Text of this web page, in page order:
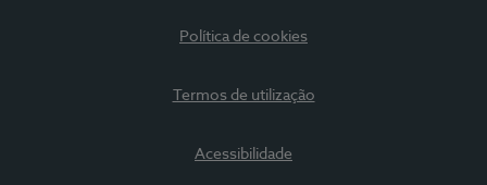
Política de cookies
Termos de utilização
Acessibilidade